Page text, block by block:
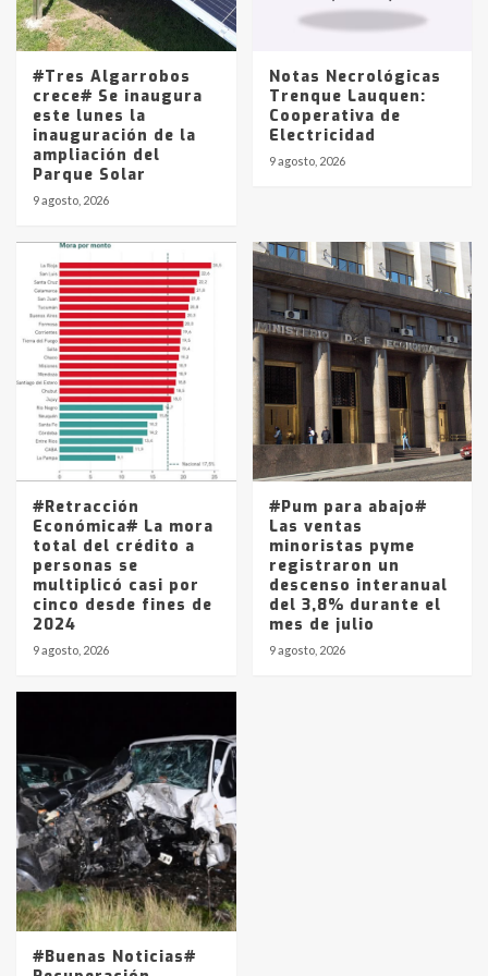
5
Los precios de los combustibles en
La Pampa, desde YPF hasta Axion
entre 857 a 1338 pesos
#Tres Algarrobos
crece# Se inaugura
este lunes la
inauguración de la
ampliación del
Parque Solar
9 agosto, 2026
Notas Necrológicas
Trenque Lauquen:
Cooperativa de
Electricidad
9 agosto, 2026
#Retracción
Económica# La mora
total del crédito a
personas se
multiplicó casi por
cinco desde fines de
2024
9 agosto, 2026
#Pum para abajo#
Las ventas
minoristas pyme
registraron un
descenso interanual
del 3,8% durante el
mes de julio
9 agosto, 2026
#Buenas Noticias#